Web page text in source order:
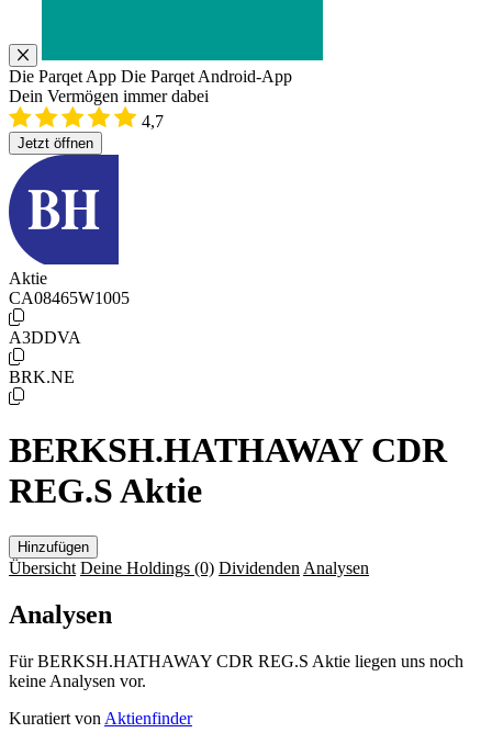
Die Parqet App Die Parqet Android-App
Dein Vermögen immer dabei
4,7
Jetzt öffnen
Aktie
CA08465W1005
A3DDVA
BRK.NE
BERKSH.HATHAWAY CDR
REG.S Aktie
Hinzufügen
Übersicht Deine Holdings (0) Dividenden Analysen
Analysen
Für BERKSH.HATHAWAY CDR REG.S Aktie liegen uns noch
keine Analysen vor.
Kuratiert von Aktienfinder